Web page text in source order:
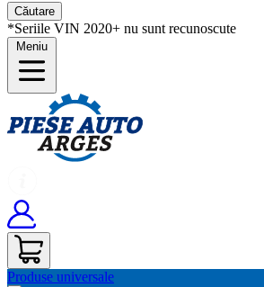
Căutare
*Seriile VIN 2020+ nu sunt recunoscute
Meniu
Produse universale